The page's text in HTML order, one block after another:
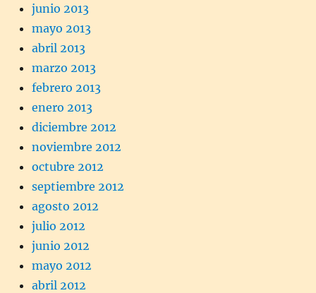
junio 2013
mayo 2013
abril 2013
marzo 2013
febrero 2013
enero 2013
diciembre 2012
noviembre 2012
octubre 2012
septiembre 2012
agosto 2012
julio 2012
junio 2012
mayo 2012
abril 2012